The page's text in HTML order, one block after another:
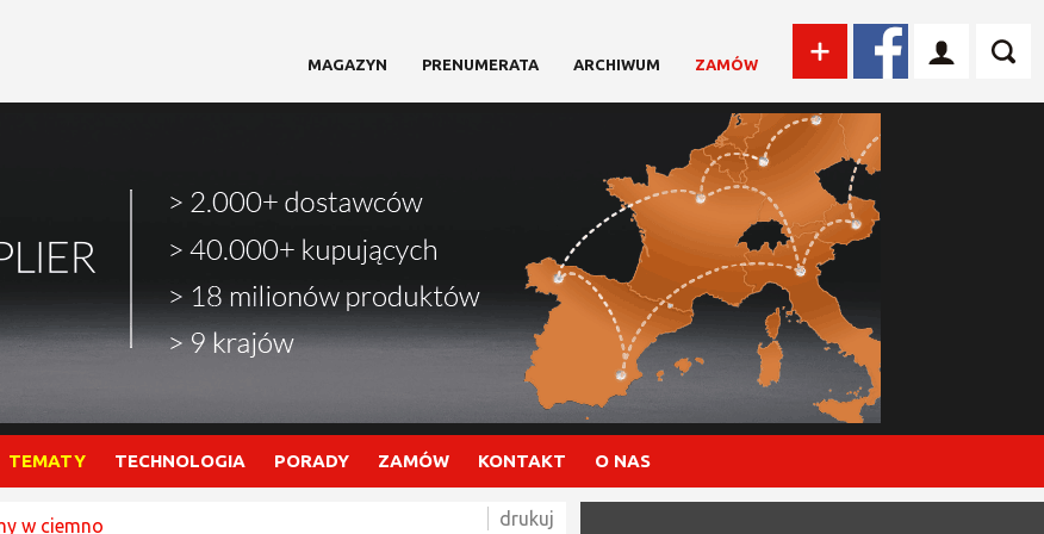
MAGAZYN PRENUMERATA ARCHIWUM ZAMÓW
TEMATY TECHNOLOGIA PORADY ZAMÓW KONTAKT O NAS
w ciemno drukuj